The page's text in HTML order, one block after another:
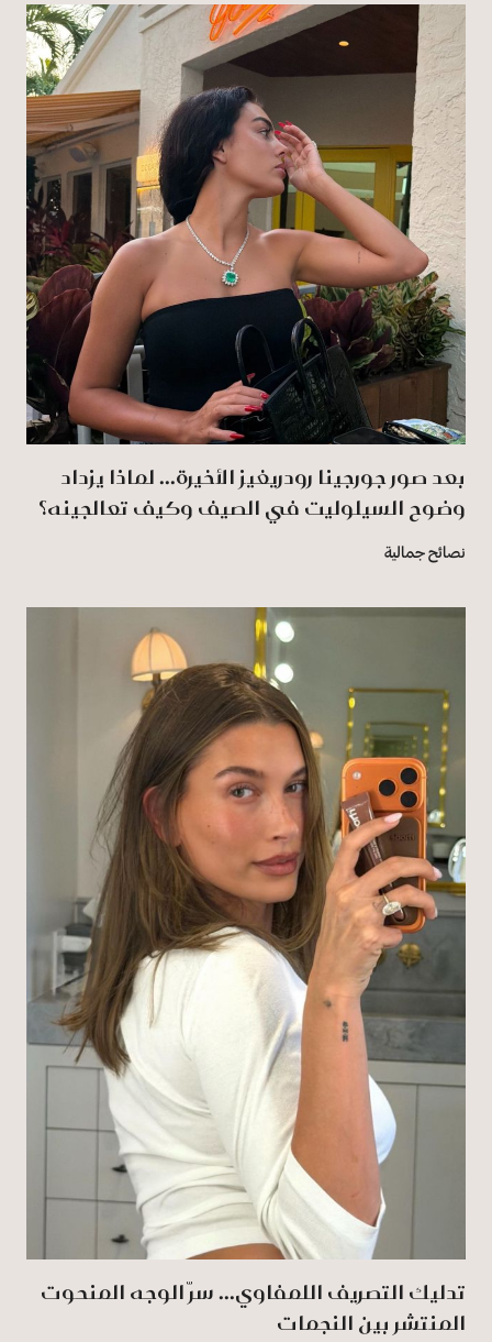
بعد صور جورجينا رودريغيز الأخيرة... لماذا يزداد
وضوح السيلوليت في الصيف وكيف تعالجينه؟
نصائح جمالية
تدليك التصريف اللمفاوي... سرّ الوجه المنحوت
المنتشر بين النجمات